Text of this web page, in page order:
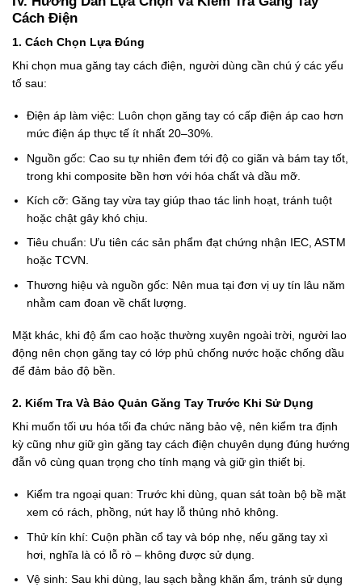
Cách Điện
1. Cách Chọn Lựa Đúng
Khi chọn mua găng tay cách điện, người dùng cần chú ý các yếu
tố sau:
Điện áp làm việc: Luôn chọn găng tay có cấp điện áp cao hơn
mức điện áp thực tế ít nhất 20–30%.
Nguồn gốc: Cao su tự nhiên đem tới độ co giãn và bám tay tốt,
trong khi composite bền hơn với hóa chất và dầu mỡ.
Kích cỡ: Găng tay vừa tay giúp thao tác linh hoạt, tránh tuột
hoặc chật gây khó chịu.
Tiêu chuẩn: Ưu tiên các sản phẩm đạt chứng nhận IEC, ASTM
hoặc TCVN.
Thương hiệu và nguồn gốc: Nên mua tại đơn vị uy tín lâu năm
nhằm cam đoan về chất lượng.
Mặt khác, khi độ ẩm cao hoặc thường xuyên ngoài trời, người lao
động nên chọn găng tay có lớp phủ chống nước hoặc chống dầu
để đảm bảo độ bền.
2. Kiểm Tra Và Bảo Quản Găng Tay Trước Khi Sử Dụng
Khi muốn tối ưu hóa tối đa chức năng bảo vệ, nên kiểm tra định
kỳ cũng như giữ gìn găng tay cách điện chuyên dụng đúng hướng
đẫn vô cùng quan trọng cho tính mạng và giữ gìn thiết bị.
Kiểm tra ngoại quan: Trước khi dùng, quan sát toàn bộ bề mặt
xem có rách, phồng, nứt hay lỗ thủng nhỏ không.
Thử kín khí: Cuộn phần cổ tay và bóp nhẹ, nếu găng tay xì
hơi, nghĩa là có lỗ rò – không được sử dụng.
Vệ sinh: Sau khi dùng, lau sạch bằng khăn ẩm, tránh sử dụng